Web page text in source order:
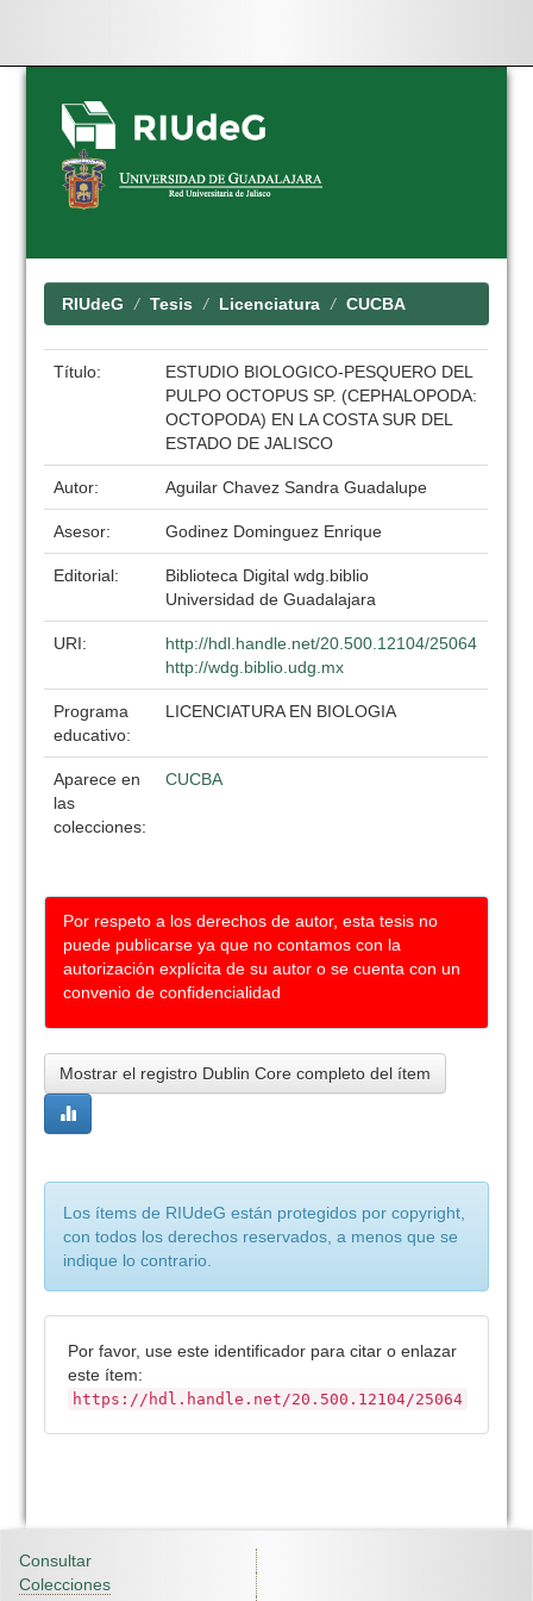
Skip
navigation
RIUdeG Tesis Licenciatura CUCBA
Título:
ESTUDIO BIOLOGICO-PESQUERO DEL
PULPO OCTOPUS SP. (CEPHALOPODA:
OCTOPODA) EN LA COSTA SUR DEL
ESTADO DE JALISCO
Autor: Aguilar Chavez Sandra Guadalupe
Asesor: Godinez Dominguez Enrique
Editorial:
Biblioteca Digital wdg.biblio
Universidad de Guadalajara
URI:
http://hdl.handle.net/20.500.12104/25064
http://wdg.biblio.udg.mx
Programa
educativo:
LICENCIATURA EN BIOLOGIA
Aparece en
las
colecciones:
CUCBA
Por respeto a los derechos de autor, esta tesis no
puede publicarse ya que no contamos con la
autorización explícita de su autor o se cuenta con un
convenio de confidencialidad
Mostrar el registro Dublin Core completo del ítem
Los ítems de RIUdeG están protegidos por copyright,
con todos los derechos reservados, a menos que se
indique lo contrario.
Por favor, use este identificador para citar o enlazar
este ítem:
https://hdl.handle.net/20.500.12104/25064
Consultar
Colecciones